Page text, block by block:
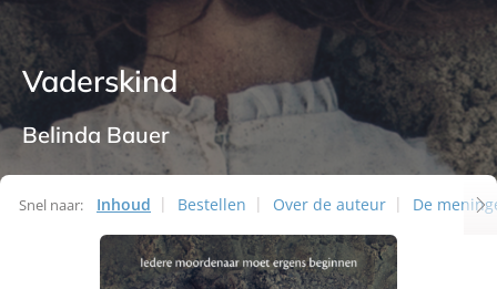
besteld,
volgende
werkdag
in huis
Veilig
betalen
retourneren
boeken,
auteurs
en
uitgevers
Thrillers
Vaderskind
Belinda Bauer
Snel naar: Inhoud Bestellen Over de auteur De